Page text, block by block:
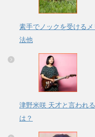
素手でノックを受ける
法他
津野米咲 天才と言われ
は？